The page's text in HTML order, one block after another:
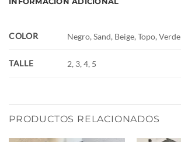
COLOR Negro, Sand, Beige, Topo, Verde
TALLE 2, 3, 4, 5
PRODUCTOS RELACIONADOS